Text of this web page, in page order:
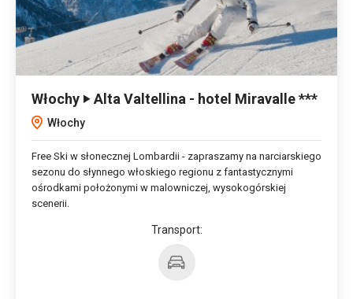
Włochy ‣ Alta Valtellina - hotel Miravalle ***
Włochy
Free Ski w słonecznej Lombardii - zapraszamy na narciarskiego
sezonu do słynnego włoskiego regionu z fantastycznymi
ośrodkami położonymi w malowniczej, wysokogórskiej
scenerii.
Transport: